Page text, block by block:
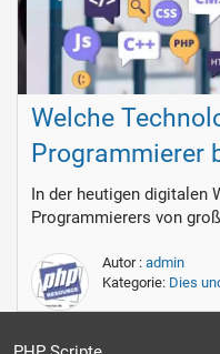
Welche
Programmierer
In der heutigen digitalen
Programmierers von
Autor : admin
Kategorie: Dies